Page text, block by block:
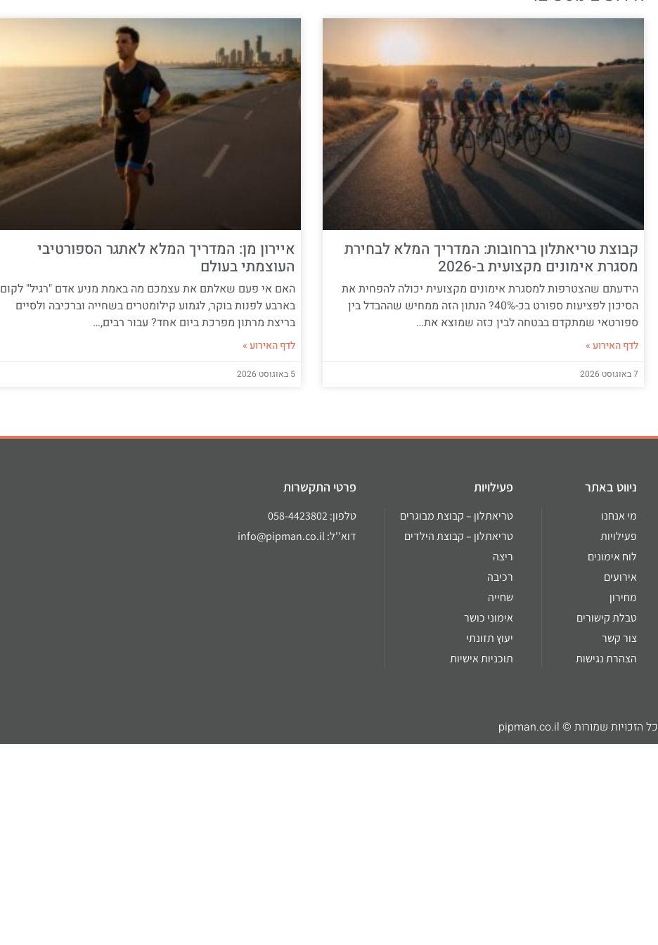
קבוצת טריאתלון ברחובות: המדריך המלא לבחירת
מסגרת אימונים מקצועית ב-2026
הידעתם שהצטרפות למסגרת אימונים מקצועית יכולה להפחית את
הסיכון לפציעות ספורט בכ-40%? הנתון הזה ממחיש שההבדל בין
ספורטאי שמתקדם בבטחה לבין כזה שמוצא את…
לדף האירוע »
7 באוגוסט 2026
איירון מן: המדריך המלא לאתגר הספורטיבי
העוצמתי בעולם
האם אי פעם שאלתם את עצמכם מה באמת מניע אדם "רגיל" לקום
בארבע לפנות בוקר, לגמוע קילומטרים בשחייה וברכיבה ולסיים
בריצת מרתון מפרכת ביום אחד? עבור רבים,…
לדף האירוע »
5 באוגוסט 2026
ניווט באתר
מי אנחנו
פעילויות
לוח אימונים
אירועים
מחירון
טבלת קישורים
צור קשר
הצהרת נגישות
פעילויות
טריאתלון – קבוצת מבוגרים
טריאתלון – קבוצת הילדים
ריצה
רכיבה
שחייה
אימוני כושר
יעוץ תזונתי
תוכניות אישיות
פרטי התקשרות
טלפון: 058-4423802
דוא''ל: info@pipman.co.il
כל הזכויות שמורות © pipman.co.il